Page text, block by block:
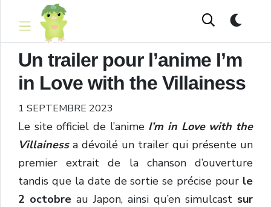
Un trailer pour l’anime I’m
in Love with the Villainess
1 SEPTEMBRE 2023
Le site officiel de l’anime I’m in Love with the
Villainessa dévoilé un trailer qui présente un
premier extrait de la chanson d’ouverture
tandis que la date de sortie se précise pour le
2 octobre au Japon, ainsi qu’en simulcast sur